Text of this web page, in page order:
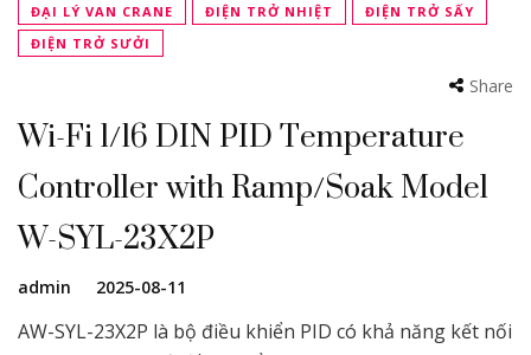
ĐẠI LÝ VAN CRANE
ĐIỆN TRỞ NHIỆT
ĐIỆN TRỞ SẤY
ĐIỆN TRỞ SƯỞI
Share
Wi-Fi 1/16 DIN PID Temperature
Controller with Ramp/Soak Model
W-SYL-23X2P
admin 2025-08-11
AW-SYL-23X2P là bộ điều khiển PID có khả năng kết nối